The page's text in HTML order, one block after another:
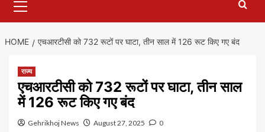
Menu
HOME एचआरटीसी को 732 रूटों पर घाटा, तीन साल में 126 रूट किए गए बंद
राज्य
एचआरटीसी को 732 रूटों पर घाटा, तीन साल
में 126 रूट किए गए बंद
Gehrikhoj News August 27, 2025 0